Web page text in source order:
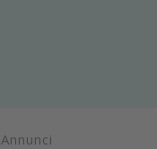
Annunci